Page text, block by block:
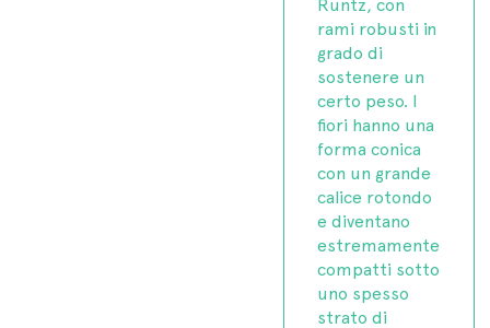
rami robusti in
grado di
sostenere un
certo peso. I
fiori hanno una
forma conica
con un grande
calice rotondo
e diventano
estremamente
compatti sotto
uno spesso
strato di